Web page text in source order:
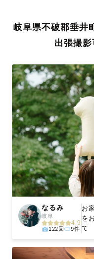
料金は全国どこでも一律
リジナルの研修と厳正な
ィを身につけたプロのカ
験をお届けします。
丁寧なレタッチで思い
撮影後は、独自の編集技
整。自然な雰囲気を残し
に。きっと「こんな写真
出会えます。まずは、ラ
岐阜県不破郡垂井
出張撮
なるみ
岐阜
4.9
122回 9件
お
を
て